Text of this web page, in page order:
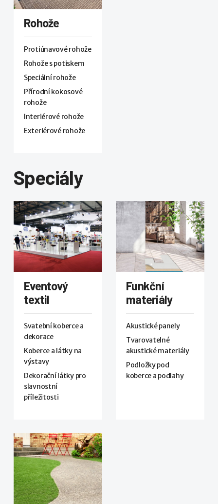
Rohože
Protiúnavové rohože
Rohože s potiskem
Speciální rohože
Přírodní kokosové
rohože
Interiérové rohože
Exteriérové rohože
Speciály
Eventový
textil
Svatební koberce a
dekorace
Koberce a látky na
výstavy
Dekorační látky pro
slavnostní
příležitosti
Funkční
materiály
Akustické panely
Tvarovatelné
akustické materiály
Podložky pod
koberce a podlahy